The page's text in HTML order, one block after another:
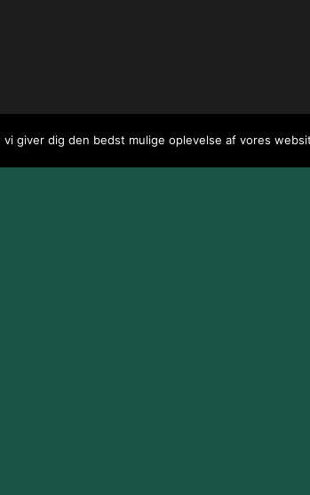
vi giver dig den bedst mulige oplevelse af vores